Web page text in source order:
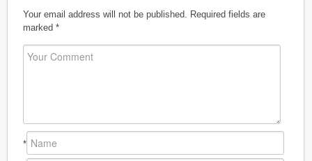
Your email address will not be published.
Required fields are
marked *
*